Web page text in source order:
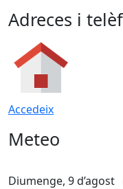
Adreces i
Accedeix
Meteo
Diumenge, 9 d’agost